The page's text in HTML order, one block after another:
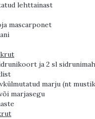
lehttainast
mascarponet
ja 2 sl
marju (nt
marjasegu